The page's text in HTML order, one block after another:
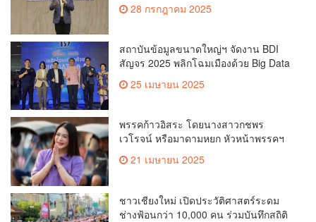
28 กรกฎาคม 2025
สถาบันข้อมูลขนาดใหญ่ฯ จัดงาน BDI
สัญจร 2025 พลิกโฉมเมืองด้วย Big Data
& AI ครั้งที่ 2 ที่ จ.เชียงใหม่ ผลักดันการใช้
ข้อมูลเพื่อยกระดับเมือง สังคม และ
25 เมษายน 2025
พรรคก้าวอิสระ โดยนางสาวกชพร
เวโรจน์ หรือมาดามหยก หัวหน้าพรรคฯ
จัดการประชุมใหญ่สามัญประจำปี 2568
พรรคก้าวอิสระ ครั้งที่ 1/2568 โ
21 เมษายน 2025
ชาวเชียงใหม่ เปิดประวัติศาสตร์ระดม
ช่างฟ้อนกว่า 10,000 คน ร่วมบันทึกสถิติ